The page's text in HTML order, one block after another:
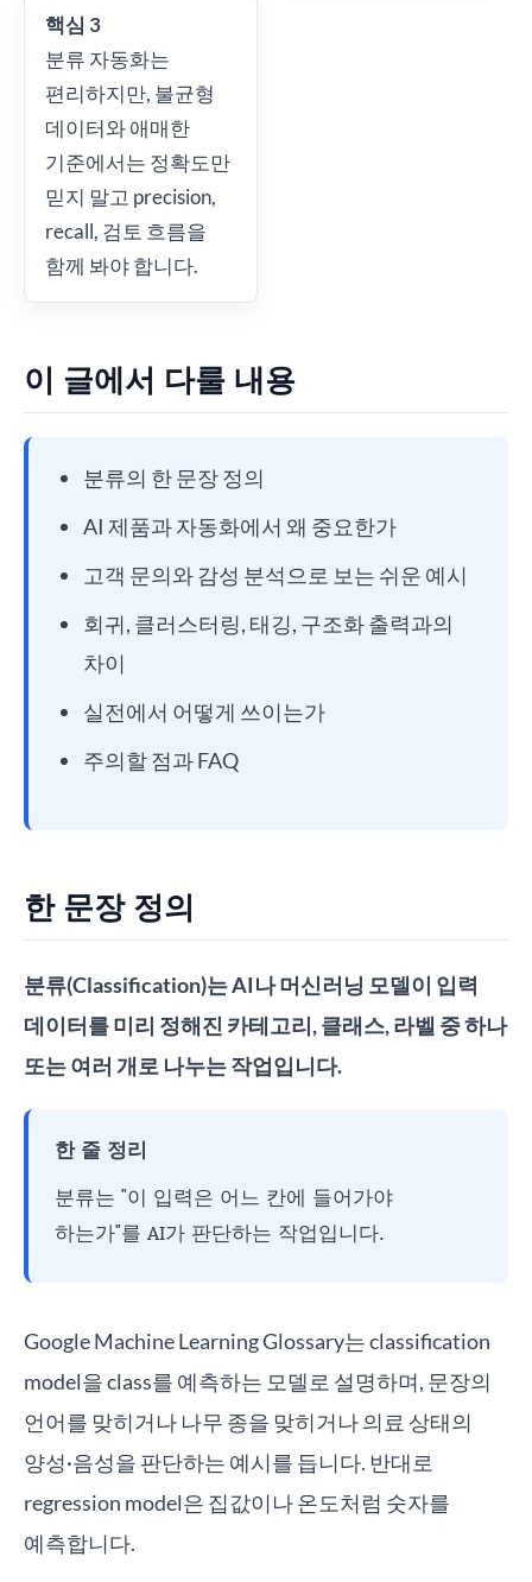
핵심 3
분류 자동화는
편리하지만, 불균형
데이터와 애매한
기준에서는 정확도만
믿지 말고 precision,
recall, 검토 흐름을
함께 봐야 합니다.
이 글에서 다룰 내용
분류의 한 문장 정의
AI 제품과 자동화에서 왜 중요한가
고객 문의와 감성 분석으로 보는 쉬운 예시
회귀, 클러스터링, 태깅, 구조화 출력과의
차이
실전에서 어떻게 쓰이는가
주의할 점과 FAQ
한 문장 정의
분류(Classification)는 AI나 머신러닝 모델이 입력
데이터를 미리 정해진 카테고리, 클래스, 라벨 중 하나
또는 여러 개로 나누는 작업입니다.
한 줄 정리
분류는 "이 입력은 어느 칸에 들어가야
하는가"를 AI가 판단하는 작업입니다.
Google Machine Learning Glossary는 classification
model을 class를 예측하는 모델로 설명하며, 문장의
언어를 맞히거나 나무 종을 맞히거나 의료 상태의
양성·음성을 판단하는 예시를 듭니다. 반대로
regression model은 집값이나 온도처럼 숫자를
예측합니다.